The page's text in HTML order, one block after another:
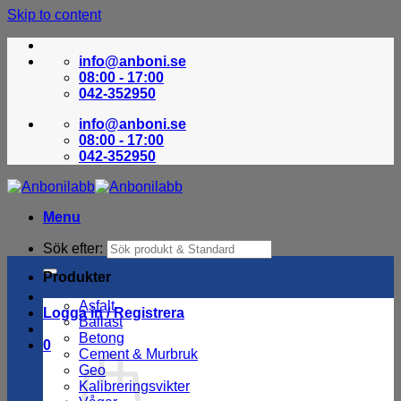
Skip to content
info@anboni.se
08:00 - 17:00
042-352950
info@anboni.se
08:00 - 17:00
042-352950
Menu
Sök efter:
Logga in / Registrera
0
Produkter
Asfalt
Ballast
Betong
Cement & Murbruk
Geo
Kalibreringsvikter